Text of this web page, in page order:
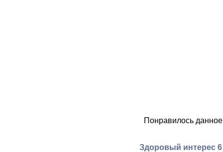
Понравилось
Здоровый интерес